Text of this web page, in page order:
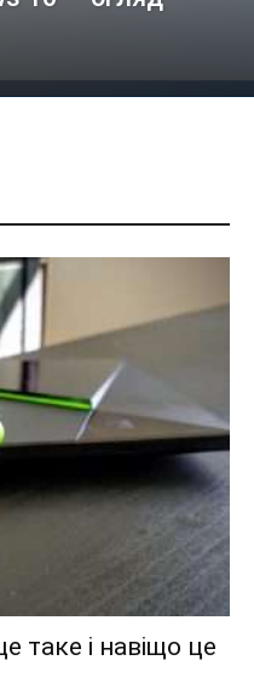
таке і навіщо це